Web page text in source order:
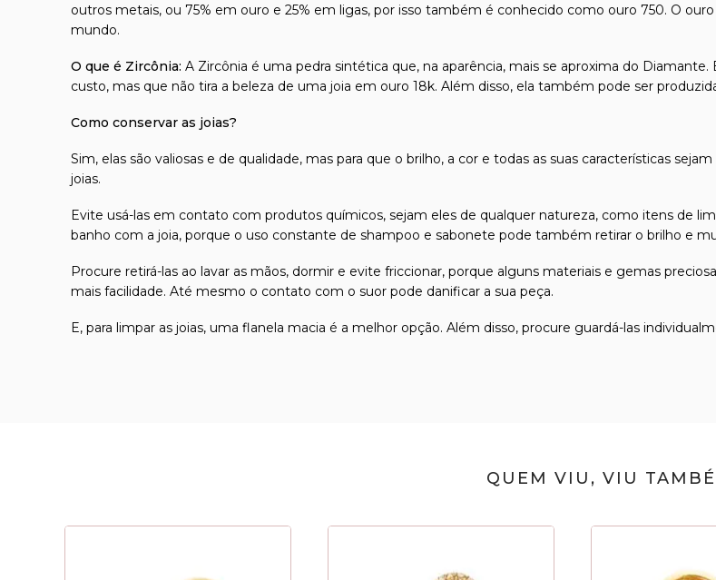
outros metais, ou 75% em ouro e 25% em ligas, por isso também é conhecido como ouro 750. O
mundo.
O que é Zircônia: A Zircônia é uma pedra sintética que, na aparência, mais se aproxima do
custo, mas que não tira a beleza de uma joia em ouro 18k. Além disso, ela também pode ser
Como conservar as joias?
Sim, elas são valiosas e de qualidade, mas para que o brilho, a cor e todas as suas características
joias.
Evite usá-las em contato com produtos químicos, sejam eles de qualquer natureza, como itens de
banho com a joia, porque o uso constante de shampoo e sabonete pode também retirar o brilho e
Procure retirá-las ao lavar as mãos, dormir e evite friccionar, porque alguns materiais e gemas
mais facilidade. Até mesmo o contato com o suor pode danificar a sua peça.
E, para limpar as joias, uma flanela macia é a melhor opção. Além disso, procure guardá-las
QUEM VIU, VIU